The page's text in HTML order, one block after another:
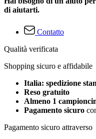
di aiutarti.
Contatto
Qualità verificata
Shopping sicuro e affidabile
Italia: spedizione
Reso gratuito
Almeno 1
Pagamento sicuro
Pagamento sicuro attraverso